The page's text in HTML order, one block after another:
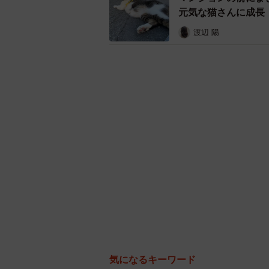
元気な猫さんに成長
渡辺 陽
気になるキーワード